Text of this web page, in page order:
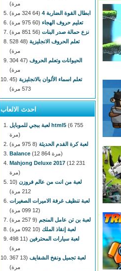
مرة)
ابطال القوة الضاربة 4
(64 324 مرة)
تعليم حروف الهجاء (60 975 مرة)
نزع حمالة صدر البنات (56 851 مرة)
تعلم الحروف الانجليزية
(48 528
مرة)
الحيوانات وتعلم الحروف
(47 304
مرة)
تعلم اسماء الألوان بالانجليزية (45
573 مرة)
احدث الالعاب
لعبة ببجي للموبايل html5 (6 755
مرة)
لعبة كرة القدم الحديثة (8 975 مرة)
Balance
(12 864 مرة)
Mahjong Deluxe 2017 (12 231
مرة)
لعبة من انت من عالم فروزن (10
212 مرة)
لعبة تنظيف غرفة الاميرات الصغيرات
(12 099 مرة)
لعبة بن تن عامل المنجم (9 257 مرة)
لعبة إنقاذ الملك (10 092 مرة)
لعبة سيارات المحترفين
(11 498
مرة)
لعبة تجميل ونفخ الشفايف
(13 367
مرة)